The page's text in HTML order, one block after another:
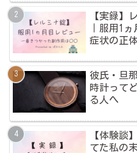
【実録】
｜服用1
症状の正
彼氏・旦
時計って
る人へ
【体験談
てた私の